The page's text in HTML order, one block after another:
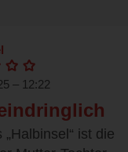
– 12:22
ist die